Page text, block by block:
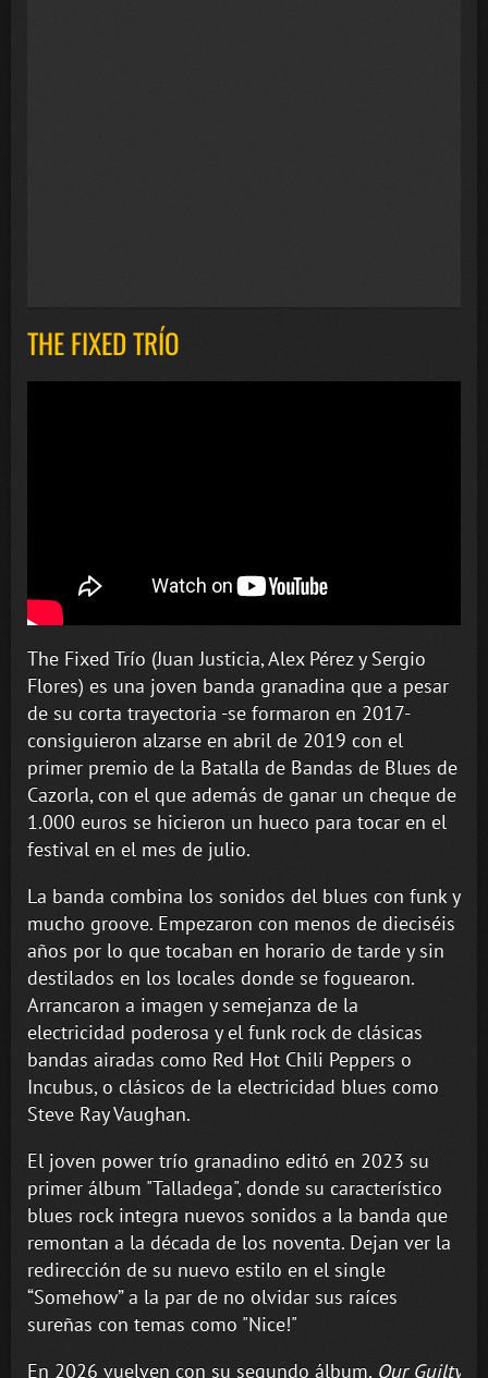
THE FIXED TRÍO
The Fixed Trío (Juan Justicia, Alex Pérez y Sergio
Flores) es una joven banda granadina que a pesar
de su corta trayectoria -se formaron en 2017-
consiguieron alzarse en abril de 2019 con el
primer premio de la Batalla de Bandas de Blues de
Cazorla, con el que además de ganar un cheque de
1.000 euros se hicieron un hueco para tocar en el
festival en el mes de julio.
La banda combina los sonidos del blues con funk y
mucho groove. Empezaron con menos de dieciséis
años por lo que tocaban en horario de tarde y sin
destilados en los locales donde se foguearon.
Arrancaron a imagen y semejanza de la
electricidad poderosa y el funk rock de clásicas
bandas airadas como Red Hot Chili Peppers o
Incubus, o clásicos de la electricidad blues como
Steve Ray Vaughan.
El joven power trío granadino editó en 2023 su
primer álbum "Talladega", donde su característico
blues rock integra nuevos sonidos a la banda que
remontan a la década de los noventa. Dejan ver la
redirección de su nuevo estilo en el single
“Somehow” a la par de no olvidar sus raíces
sureñas con temas como "Nice!"
En 2026 vuelven con su segundo álbum, Our Guilty